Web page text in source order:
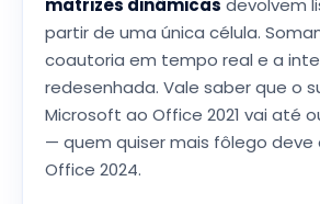
matrizes dinâmicas devolvem
partir de uma única célula.
coautoria em tempo real e a
redesenhada. Vale saber que o
Microsoft ao Office 2021 vai até
— quem quiser mais fôlego deve
Office 2024.